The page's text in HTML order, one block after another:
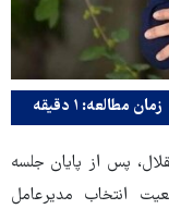
زمان مطالعه: ۱ دقیقه
پس از پایان جلسه
انتخاب مدیرعامل